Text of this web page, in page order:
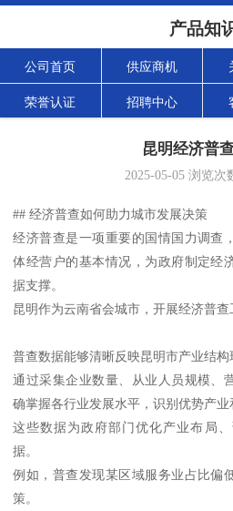
产品知
公司首页 供应商机
荣誉认证 招聘中心
昆明经济普
2025-05-05浏览次
## 经济普查如何助力城市发展决策
经济普查是一项重要的国情国力调查
体经营户的基本情况，为政府制定经
据支撑。
昆明作为云南省会城市，开展经济普查
普查数据能够清晰反映昆明市产业结构
通过采集企业数量、从业人员规模、
确掌握各行业发展水平，识别优势产业
这些数据为政府部门优化产业布局
据。
例如，普查发现某区域服务业占比偏
策。